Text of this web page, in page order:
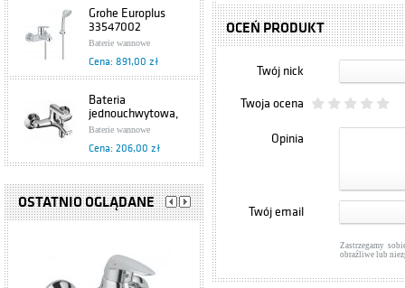
Grohe Europlus
33547002
Baterie wannowe
Cena: 891,00 zł
Bateria
jednouchwytowa,
wannowa Obsydian
Armatura Kraków
Baterie wannowe
Cena: 206,00 zł
Bateria
jednouchwytowa,
wannowa Piryt
Baterie wannowe
Grohe Grohtherm
OSTATNIO OGLĄDANE
OCEŃ PRODUKT
Twój nick
Twoja ocena
Opinia
Twój email
Zastrzegamy
obraźliwe lub